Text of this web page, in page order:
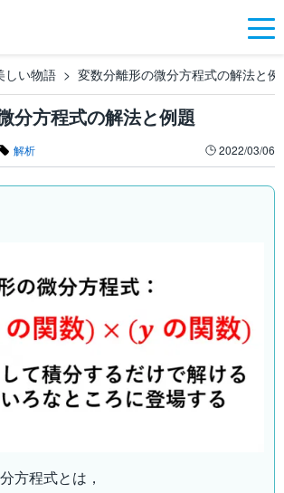
しい物語 変数分離形の微分方程式の解法と例
分方程式の解法と例題
解析 2022/03/06
方程式とは，